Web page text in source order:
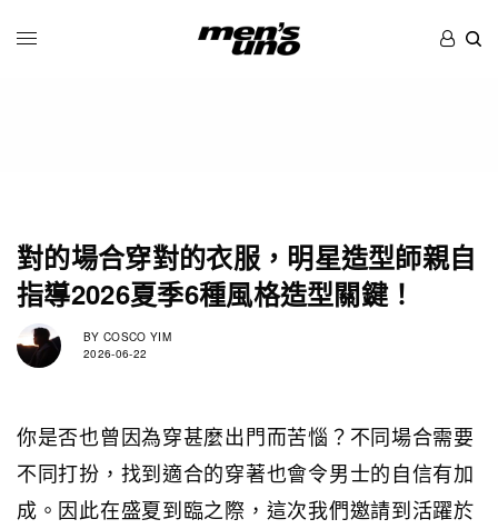
對的場合穿對的衣服，明星造型師親自
指導2026夏季6種風格造型關鍵！
BY COSCO YIM
2026-06-22
你是否也曾因為穿甚麼出門而苦惱？不同場合需要
不同打扮，找到適合的穿著也會令男士的自信有加
成。因此在盛夏到臨之際，這次我們邀請到活躍於